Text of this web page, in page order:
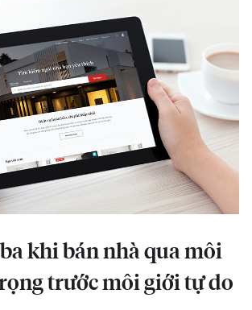
khi bán nhà qua môi
trước môi giới tự do